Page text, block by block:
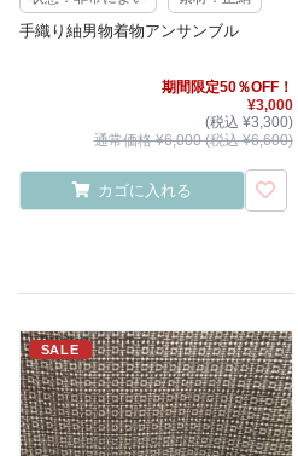
手織り紬男物着物アンサンブル
期間限定50％OFF！
¥3,000
(税込 ¥3,300)
通常価格 ¥6,000 (税込 ¥6,600)
カゴに入れる
SALE